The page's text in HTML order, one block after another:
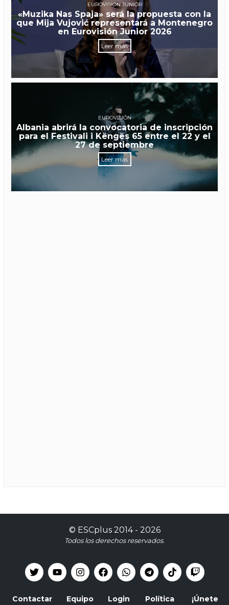
EUROVISIÓN JUNIOR
«Muzika Nas Spaja» será la propuesta con la
que Mija Vujović representará a Montenegro
en Eurovisión Junior 2026
Leer más
EUROVISIÓN
Albania abrirá la convocatoria de inscripción
para el Festivali i Këngës 65 entre el 22 y el
27 de septiembre
Leer más
© ESCplus2014 - 2026
Todos los derechos reservados.
Contactar Equipo Login Política ¡Únete